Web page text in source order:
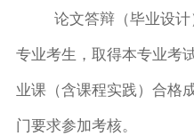
论文答辩（毕业设
专业考生，取得本专业考
业课（含课程实践）合格
门要求参加考核。